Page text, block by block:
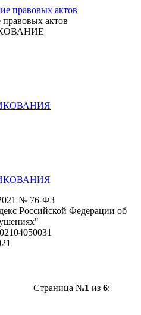
актов
№ 76-ФЗ
Российской Федерации об
Страница №1 из 6: